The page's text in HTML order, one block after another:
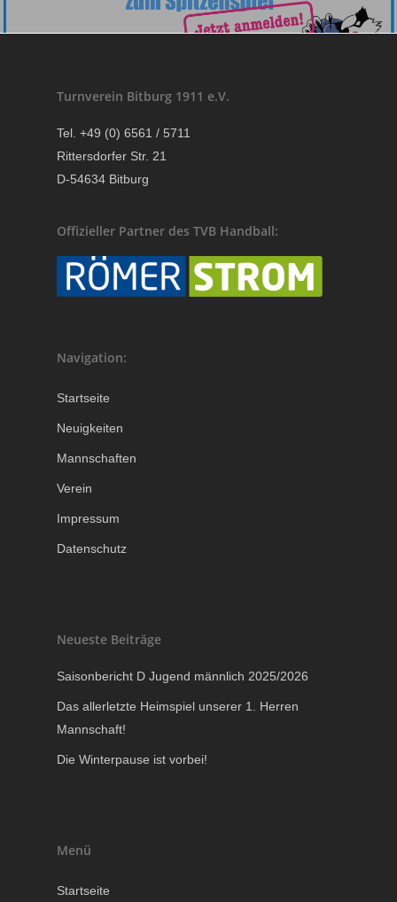
Turnverein Bitburg 1911 e.V.
Tel. +49 (0) 6561 / 5711
Rittersdorfer Str. 21
D-54634 Bitburg
Offizieller Partner des TVB Handball:
Navigation:
Startseite
Neuigkeiten
Mannschaften
Verein
Impressum
Datenschutz
Neueste Beiträge
Saisonbericht D Jugend männlich 2025/2026
Das allerletzte Heimspiel unserer 1. Herren
Mannschaft!
Die Winterpause ist vorbei!
Menü
Startseite